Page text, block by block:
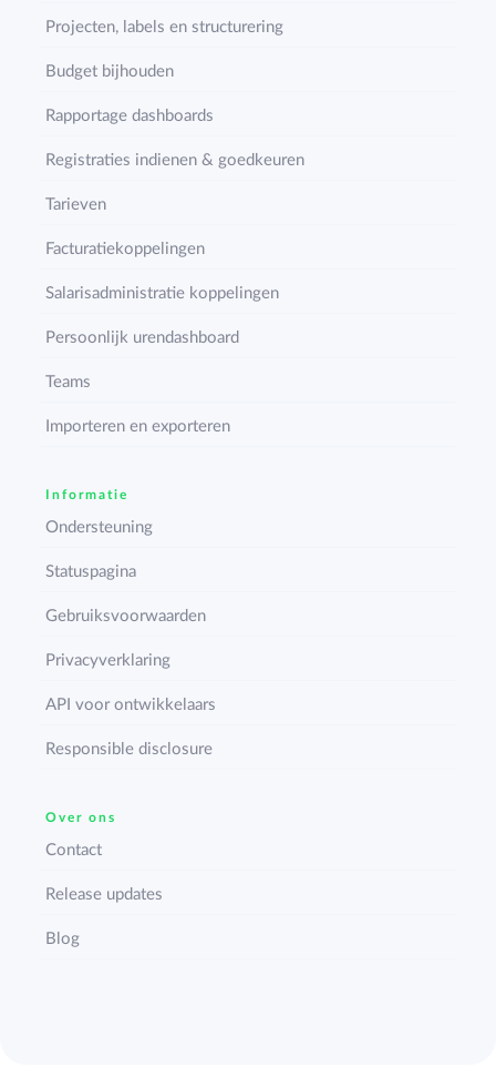
Projecten, labels en structurering
Budget bijhouden
Rapportage dashboards
Registraties indienen & goedkeuren
Tarieven
Facturatiekoppelingen
Salarisadministratie koppelingen
Persoonlijk urendashboard
Teams
Importeren en exporteren
Informatie
Ondersteuning
Statuspagina
Gebruiksvoorwaarden
Privacyverklaring
API voor ontwikkelaars
Responsible disclosure
Over ons
Contact
Release updates
Blog